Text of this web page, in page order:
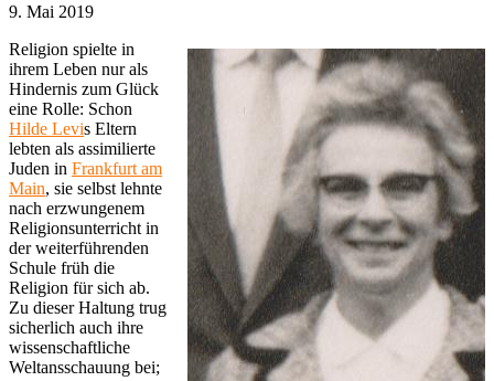
9. Mai 2019
Religion spielte in
ihrem Leben nur als
Hindernis zum Glück
eine Rolle: Schon
Hilde Levis Eltern
lebten als assimilierte
Juden in Frankfurt am
Main, sie selbst lehnte
nach erzwungenem
Religionsunterricht in
der weiterführenden
Schule früh die
Religion für sich ab.
Zu dieser Haltung trug
sicherlich auch ihre
wissenschaftliche
Weltansschauung bei;